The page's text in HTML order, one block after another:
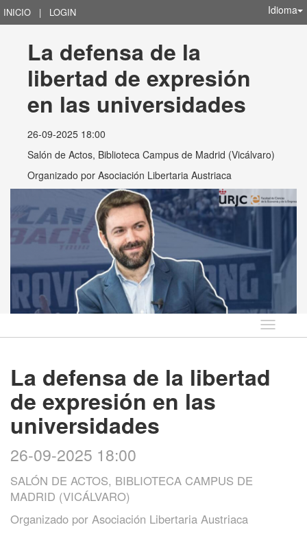
INICIO | LOGIN Idioma
La defensa de la
libertad de expresión
en las universidades
26-09-2025 18:00
Salón de Actos, Biblioteca Campus de Madrid (Vicálvaro)
Organizado por Asociación Libertaria Austriaca
Idioma
La defensa de la libertad
de expresión en las
universidades
26-09-2025 18:00
SALÓN DE ACTOS, BIBLIOTECA CAMPUS DE
MADRID (VICÁLVARO)
Organizado por Asociación Libertaria Austriaca